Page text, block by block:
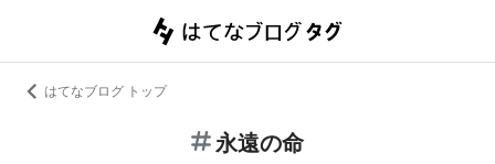
はてなブログ トップ
永遠の命